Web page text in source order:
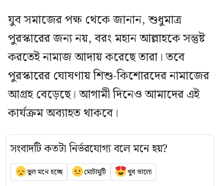
যুব সমাজের পক্ষ থেকে জানান, শুধুমাত্র
পুরস্কারের জন্য নয়, বরং মহান আল্লাহকে সন্তুষ্ট
করতেই নামাজ আদায় করেছে তারা। তবে
পুরস্কারের ঘোষণায় শিশু-কিশোরদের নামাজের
আগ্রহ বেড়েছে। আগামী দিনেও আমাদের এই
কার্যক্রম অব্যাহত থাকবে।
সংবাদটি কতটা নির্ভরযোগ্য বলে মনে হয়?
ভুল মনে হচ্ছে মোটামুটি খুব ভালো